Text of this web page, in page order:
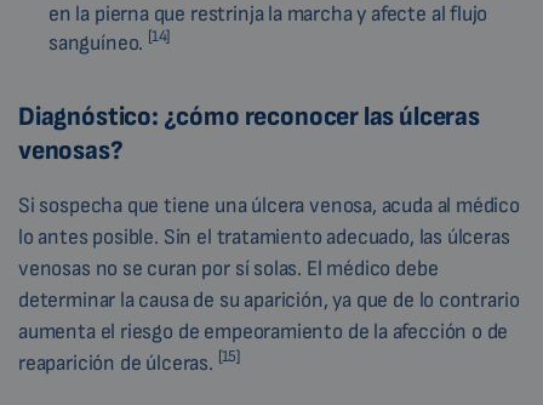
en la pierna que restrinja la marcha y afecte al flujo
sanguíneo. [14]
Diagnóstico: ¿cómo reconocer las úlceras
venosas?
Si sospecha que tiene una úlcera venosa, acuda al médico
lo antes posible. Sin el tratamiento adecuado, las úlceras
venosas no se curan por sí solas. El médico debe
determinar la causa de su aparición, ya que de lo contrario
aumenta el riesgo de empeoramiento de la afección o de
reaparición de úlceras. [15]